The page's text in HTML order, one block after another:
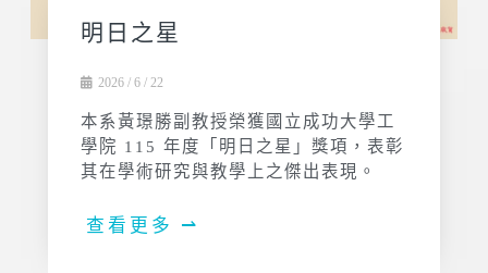
明日之星
2026 / 6 / 22
本系黃璟勝副教授榮獲國立成功大學工
學院 115 年度「明日之星」獎項，表彰
其在學術研究與教學上之傑出表現。
查看更多 ⇀